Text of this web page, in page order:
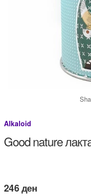
Alkaloid
Good nature
246ден